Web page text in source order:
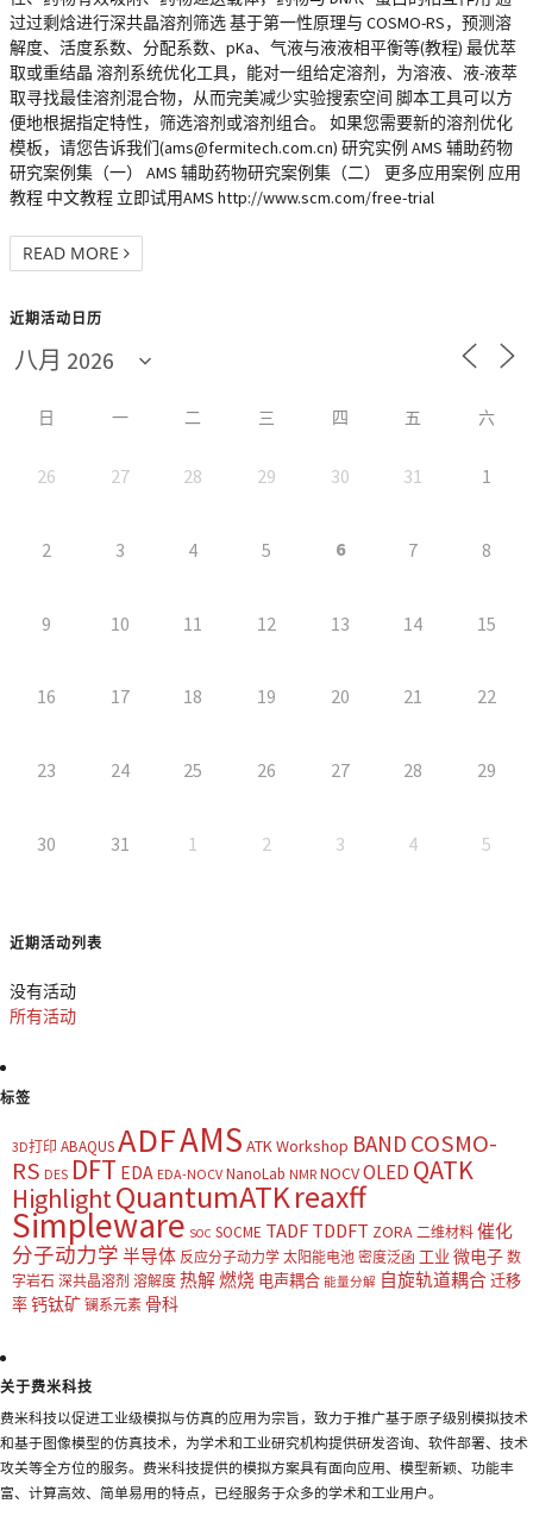
过过剩焓进行深共晶溶剂筛选 基于第一性原理与 COSMO-RS，预测溶
解度、活度系数、分配系数、pKa、气液与液液相平衡等(教程) 最优萃
取或重结晶 溶剂系统优化工具，能对一组给定溶剂，为溶液、液-液萃
取寻找最佳溶剂混合物，从而完美减少实验搜索空间 脚本工具可以方
便地根据指定特性，筛选溶剂或溶剂组合。 如果您需要新的溶剂优化
模板，请您告诉我们(ams@fermitech.com.cn) 研究实例 AMS 辅助药物
研究案例集（一） AMS 辅助药物研究案例集（二） 更多应用案例 应用
教程 中文教程 立即试用AMS http://www.scm.com/free-trial
READ MORE
近期活动日历
日 一 二 三 四 五 六
26 27 28 29 30 31 1
2 3 4 5 6 7 8
9 10 11 12 13 14 15
16 17 18 19 20 21 22
23 24 25 26 27 28 29
30 31 1 2 3 4 5
近期活动列表
没有活动
所有活动
标签
3D打印 ABAQUSADFAMS ATK Workshop BAND COSMO-
RS DES DFT EDA EDA-NOCV NanoLab NMR NOCVOLED QATK
HighlightQuantumATKreaxff
Simpleware SOC SOCME TADF TDDFT ZORA 二维材料 催化
分子动力学 半导体 反应分子动力学 太阳能电池 密度泛函 工业 微电子 数
字岩石 深共晶溶剂 溶解度 热解燃烧 电声耦合 能量分解 自旋轨道耦合迁移
率钙钛矿 镧系元素 骨科
关于费米科技
费米科技以促进工业级模拟与仿真的应用为宗旨，致力于推广基于原子级别模拟技术
和基于图像模型的仿真技术，为学术和工业研究机构提供研发咨询、软件部署、技术
攻关等全方位的服务。费米科技提供的模拟方案具有面向应用、模型新颖、功能丰
富、计算高效、简单易用的特点，已经服务于众多的学术和工业用户。